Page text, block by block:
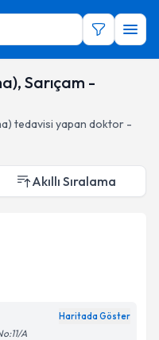
Sarıçam -
tedavisi yapan doktor -
Akıllı Sıralama
Haritada Göster
A